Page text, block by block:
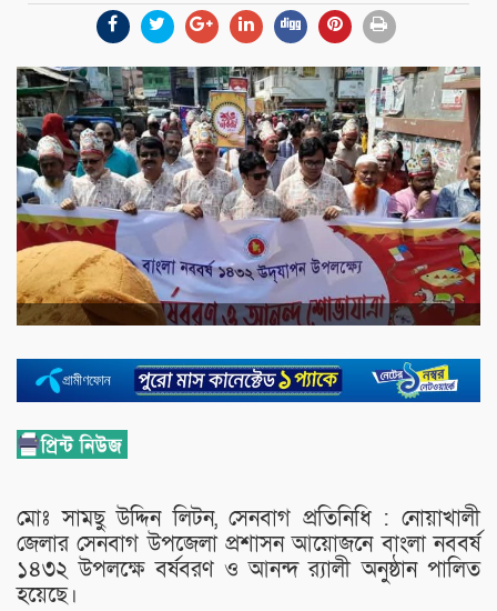
মোঃ সামছু উদ্দিন লিটন, সেনবাগ প্রতিনিধি : নোয়াখালী
জেলার সেনবাগ উপজেলা প্রশাসন আয়োজনে বাংলা নববর্ষ
১৪৩২ উপলক্ষে বর্ষবরণ ও আনন্দ র‌্যালী অনুষ্ঠান পালিত
হয়েছে।